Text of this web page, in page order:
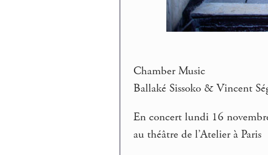
Chamber Music
Ballaké Sissoko & Vincent
En concert lundi 16
au théâtre de l’Atelier à Paris